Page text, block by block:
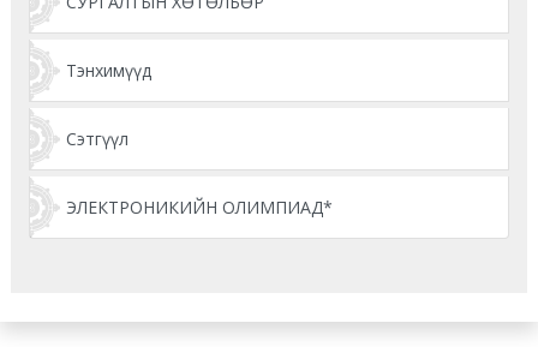
Тэнхимүүд
Сэтгүүл
ЭЛЕКТРОНИКИЙН ОЛИМПИАД*